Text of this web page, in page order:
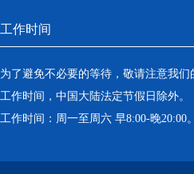
工作时间
为了避免不必要的等待，敬请注意我
工作时间，中国大陆法定节假日除外。
工作时间：周一至周六 早8:00-晚20:00